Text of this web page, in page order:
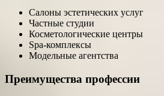
Салоны эстетических услуг
Частные студии
Косметологические центры
Spa-комплексы
Модельные агентства
Преимущества профессии